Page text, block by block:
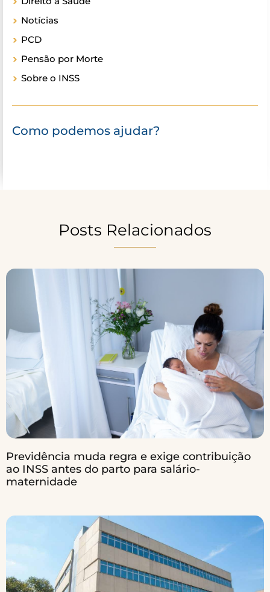
Notícias
PCD
Pensão por Morte
Sobre o INSS
Como podemos ajudar?
Posts Relacionados
Previdência muda regra e exige contribuição
ao INSS antes do parto para salário-
maternidade